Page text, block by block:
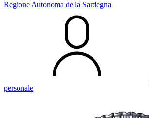
Regione Autonoma della Sardegna
personale